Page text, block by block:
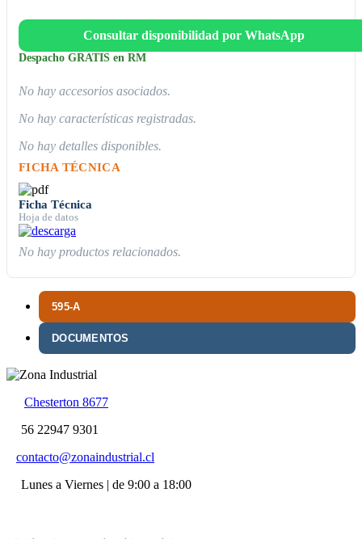
595-A
DOCUMENTOS
Consultar disponibilidad por WhatsApp
Despacho GRATIS en RM
No hay accesorios asociados.
No hay características registradas.
No hay detalles disponibles.
FICHA TÉCNICA
Ficha Técnica
Hoja de datos
No hay productos relacionados.
Chesterton 8677
56 22947 9301
contacto@zonaindustrial.cl
Lunes a Viernes | de 9:00 a 18:00